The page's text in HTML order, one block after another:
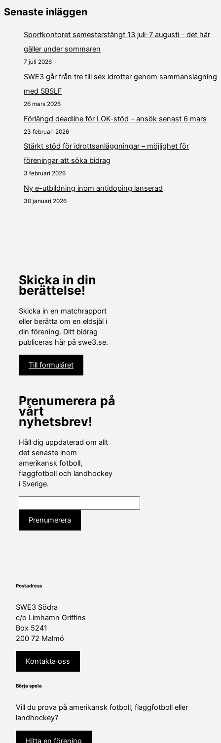
Senaste inläggen
Sportkontoret semesterstängt 13 juli–7 augusti – det här
gäller under sommaren
7 juli 2026
SWE3 går från tre till sex idrotter genom sammanslagning
med SBSLF
26 mars 2026
Förlängd deadline för LOK-stöd – ansök senast 6 mars
23 februari 2026
Stärkt stöd för idrottsanläggningar – möjlighet för
föreningar att söka bidrag
3 februari 2026
Ny e-utbildning inom antidoping lanserad
30 januari 2026
Skicka in din
berättelse!
Skicka in en matchrapport
eller berätta om en eldsjäl i
din förening. Ditt bidrag
publiceras här på swe3.se.
Till formuläret
Prenumerera på
vårt
nyhetsbrev!
Håll dig uppdaterad om allt
det senaste inom
amerikansk fotboll,
flaggfotboll och landhockey
i Sverige.
Postadress
SWE3 Södra
c/o Limhamn Griffins
Box 5241
200 72 Malmö
Kontakta oss
Börja spela
Vill du prova på amerikansk fotboll, flaggfotboll eller
landhockey?
Hitta en förening